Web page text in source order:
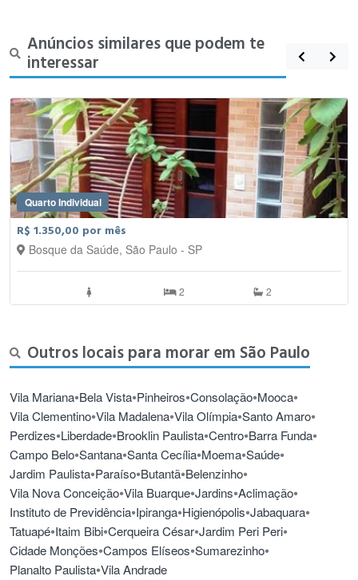
Anúncios similares que podem te
interessar
Quarto Individual
R$ 1.350,00 por mês
Bosque da Saúde, São Paulo - SP
2 2
Outros locais para morar em São Paulo
Vila Mariana•Bela Vista•Pinheiros•Consolação•Mooca•
Vila Clementino•Vila Madalena•Vila Olímpia•Santo Amaro•
Perdizes•Liberdade•Brooklin Paulista•Centro•Barra Funda•
Campo Belo•Santana•Santa Cecília•Moema•Saúde•
Jardim Paulista•Paraíso•Butantã•Belenzinho•
Vila Nova Conceição•Vila Buarque•Jardins•Aclimação•
Instituto de Previdência•Ipiranga•Higienópolis•Jabaquara•
Tatuapé•Itaim Bibi•Cerqueira César•Jardim Peri Peri•
Cidade Monções•Campos Elíseos•Sumarezinho•
Planalto Paulista•Vila Andrade